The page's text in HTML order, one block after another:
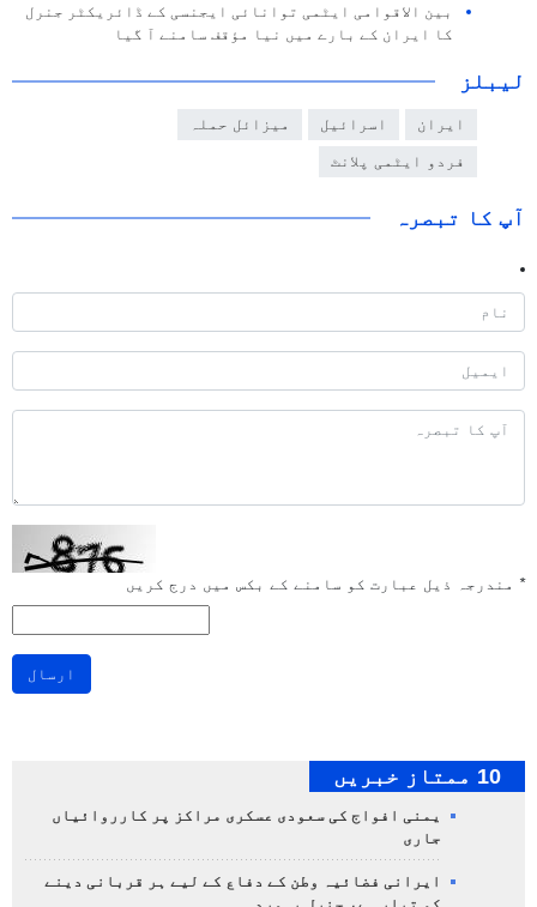
بین الاقوامی ایٹمی توانائی ایجنسی کے ڈائریکٹر جنرل
کا ایران کے بارے میں نیا مؤقف سامنے آ گیا
لیبلز
ایران اسرائیل میزائل حملہ
فردو ایٹمی پلانٹ
آپ کا تبصرہ
* مندرجہ ذیل عبارت کو سامنے کے بکس میں درج کریں
ارسال
10 ممتاز خبریں
یمنی افواج کی سعودی عسکری مراکز پر کارروائیاں
جاری
ایرانی فضائیہ وطن کے دفاع کے لیے ہر قربانی دینے